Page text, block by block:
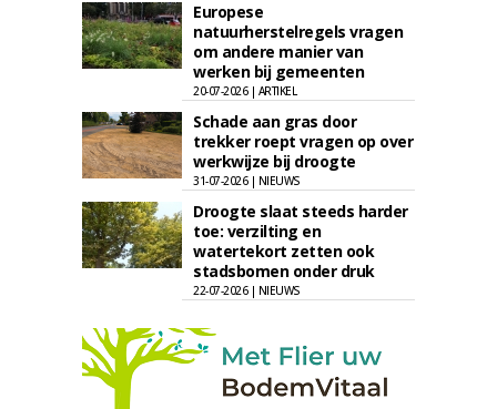
Europese
natuurherstelregels vragen
om andere manier van
werken bij gemeenten
20-07-2026 | ARTIKEL
Schade aan gras door
trekker roept vragen op over
werkwijze bij droogte
31-07-2026 | NIEUWS
Droogte slaat steeds harder
toe: verzilting en
watertekort zetten ook
stadsbomen onder druk
22-07-2026 | NIEUWS